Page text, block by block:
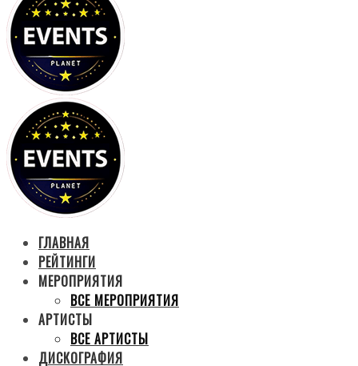
ГЛАВНАЯ
РЕЙТИНГИ
МЕРОПРИЯТИЯ
ВСЕ МЕРОПРИЯТИЯ
АРТИСТЫ
ВСЕ АРТИСТЫ
ДИСКОГРАФИЯ